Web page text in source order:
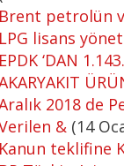
Brent petrolün
LPG lisans
EPDK ‘DAN
2018 de
& (14
Kanun teklifine